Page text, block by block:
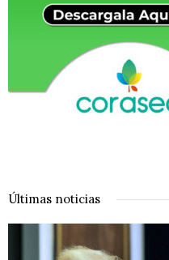
Últimas noticias